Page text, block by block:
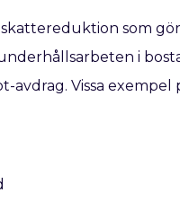
som
i
avdrag. Vissa